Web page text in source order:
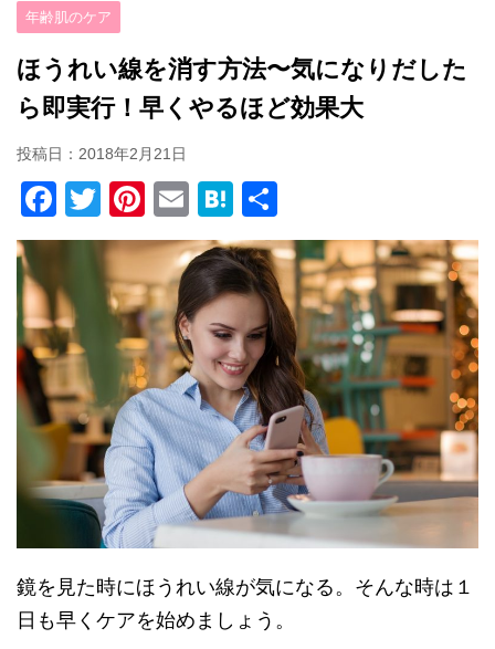
年齢肌のケア
ほうれい線を消す方法〜気になりだした
ら即実行！早くやるほど効果大
投稿日： 2018年2月21日
F
a
e
b
o
o
k
T
wi
tt
er
Pi
nt
er
e
st
E
m
ail
H
at
e
n
a
有
鏡を見た時にほうれい線が気になる。そんな時は１
日も早くケアを始めましょう。